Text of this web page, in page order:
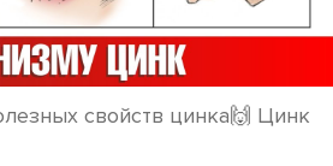
свойств цинка🙌 Цинк